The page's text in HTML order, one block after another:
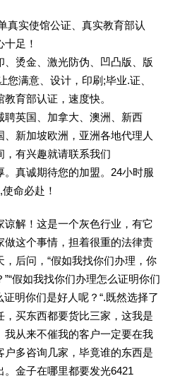
真实使馆公证、真实教育部认
足！
烫金、激光防伪、凹凸版、版
您满意、设计，印刷;毕业.证、
育部认证，速度快。
英国、加拿大、澳洲、新西
、新加坡欧洲，亚洲各地代理人
，有兴趣就请联系我们
真诚期待您的加盟。24小时服
命必赴！
谅解！这是一个灰色行业，有它
做这个事情，担着很重的法律责
后问，“假如我找你们办理，你
假如我找你们办理怎么证明你们
证明你们是好人呢？“.既然选择了
，买东西都要货比三家，这我是
我从来不催我的客户一定要在我
户多咨询几家，毕竟谁的东西是
。金子在哪里都要发光6421